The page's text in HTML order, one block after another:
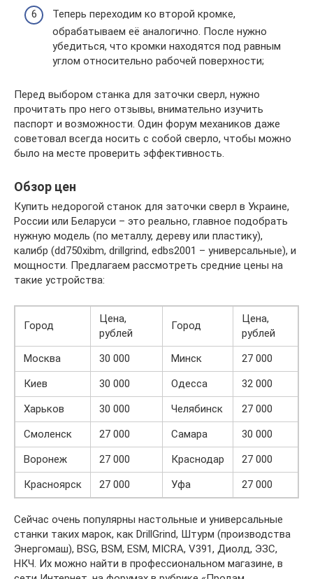
Теперь переходим ко второй кромке,
обрабатываем её аналогично. После нужно
убедиться, что кромки находятся под равным
углом относительно рабочей поверхности;
Перед выбором станка для заточки сверл, нужно
прочитать про него отзывы, внимательно изучить
паспорт и возможности. Один форум механиков даже
советовал всегда носить с собой сверло, чтобы можно
было на месте проверить эффективность.
Обзор цен
Купить недорогой станок для заточки сверл в Украине,
России или Беларуси – это реально, главное подобрать
нужную модель (по металлу, дереву или пластику),
калибр (dd750хibm, drillgrind, edbs2001 – универсальные), и
мощности. Предлагаем рассмотреть средние цены на
такие устройства:
Город
Цена,
рублей
Город
Цена,
рублей
Москва
30 000 Минск
27 000
Киев
30 000 Одесса
32 000
Харьков
30 000 Челябинск
27 000
Смоленск
27 000 Самара
30 000
Воронеж
27 000 Краснодар
27 000
Красноярск
27 000 Уфа 27 000
Сейчас очень популярны настольные и универсальные
станки таких марок, как DrillGrind, Штурм (производства
Энергомаш), BSG, BSM, ESM, MICRA, V391, Диолд, ЭЗС,
НКЧ. Их можно найти в профессиональном магазине, в